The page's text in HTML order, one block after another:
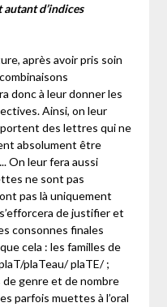
d’indices
après avoir pris soin
donc à leur donner les
Ainsi, on leur
des lettres qui ne
absolument être
On leur fera aussi
ne sont pas
pas là uniquement
de justifier et
consonnes finales
cela : les familles de
plaTeau/ plaTE/ ;
de genre et de nombre
parfois muettes à l’oral